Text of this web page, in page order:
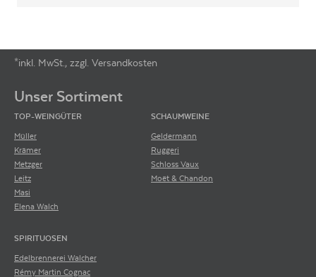
*inkl. MwSt., zzgl. Versandkosten
Unser Sortiment
TOP-WEINGÜTER
Müller
Krämer
Metzger
Leitz
Masi
Elena Walch
SCHAUMWEINE
Geldermann
Ruggeri
Schloss Vaux
Moët & Chandon
SPIRITUOSEN
Edelbrennerei Walcher
Rémy Martin Cognac